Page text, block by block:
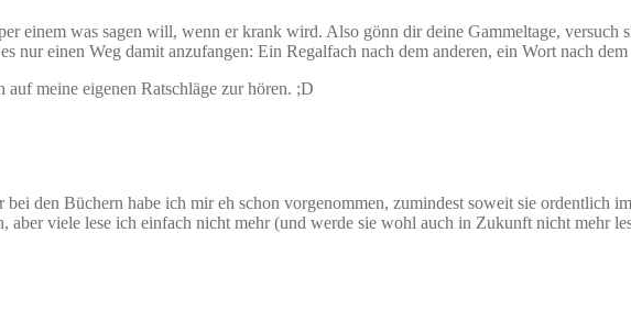
einem was sagen will, wenn er krank wird. Also gönn dir deine Gammeltage, versuch
nur einen Weg damit anzufangen: Ein Regalfach nach dem anderen, ein Wort nach
meine eigenen Ratschläge zur hören. ;D
den Büchern habe ich mir eh schon vorgenommen, zumindest soweit sie ordentlich
aber viele lese ich einfach nicht mehr (und werde sie wohl auch in Zukunft nicht mehr